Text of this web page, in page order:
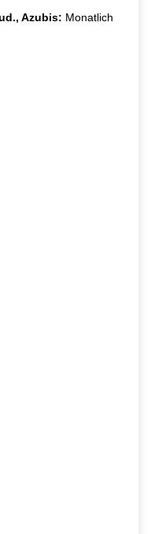
Azubis: Monatlich